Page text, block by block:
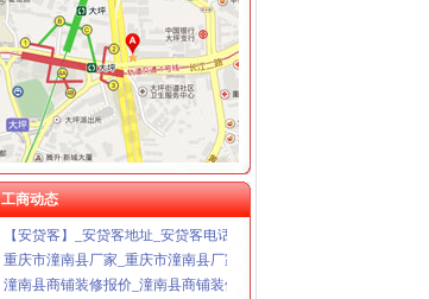
工商动态
招聘护士,刘牙巴所
重庆市潼南区办公室关于印发潼南区进一步推动企业改制上市
【|潼南招聘信息】-潼南在线
香港又出现日本脑炎个案者目前况稳定-新闻频道-华龙网
竹笋名录_2017竹笋企业页大全_第2页_商务联盟网
【2017年潼南县线条世家建材经营部新招聘信息_电话_地址】-赶集网
平安保险公司潼南营业部
重庆洪华有限公司换发《品经营许可证》、《品经营质量管
【安贷客】_安贷客地址_安贷客电话_必途网
重庆市潼南县厂家_重庆市潼南县厂家/公司-阿里巴巴公司页
潼南县商铺装修报价_潼南县商铺装修报价清单
租售转让|重庆|重庆市_凤凰资讯